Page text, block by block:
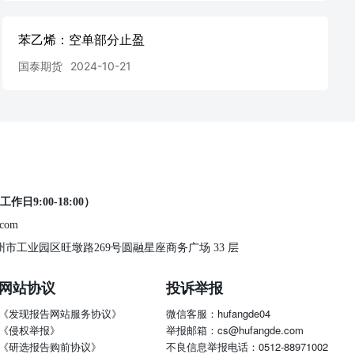
苯乙烯：空单部分止盈
国泰期货 2024-10-21
工作日9:00-18:00）
市工业园区旺墩路269号圆融星座商务广场 33 层
网站协议
《发现报告网站服务协议》
《侵权举报》
《研选报告购前协议》
投诉举报
微信客服：hufangde04
举报邮箱：cs@hufangde.com
不良信息举报电话：0512-88971002